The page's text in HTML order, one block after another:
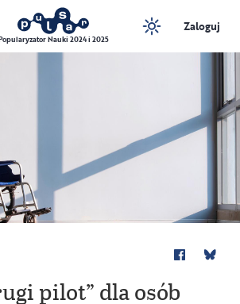
Nauki 2024 i 2025
Zaloguj
pilot” dla osób